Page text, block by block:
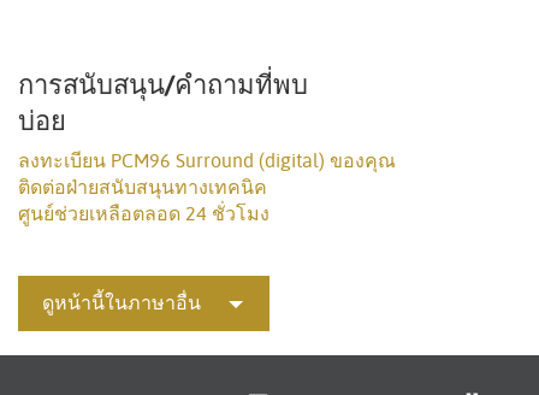
การสนับสนุน/คำถามที่พบ
บ่อย
ลงทะเบียน PCM96 Surround (digital) ของคุณ
ติดต่อฝ่ายสนับสนุนทางเทคนิค
ศูนย์ช่วยเหลือตลอด 24 ชั่วโมง
ดูหน้านี้ในภาษาอื่น